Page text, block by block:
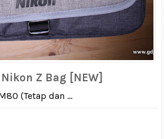
Nikon Z Bag [NEW]
(Tetap dan ...